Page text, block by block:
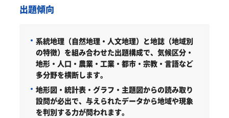
出題傾向
系統地理（自然地理・人文地理）と地誌（地域別
の特徴）を組み合わせた出題構成で、気候区分・
地形・人口・農業・工業・都市・宗教・言語など
多分野を横断します。
地形図・統計表・グラフ・主題図からの読み取り
設問が必出で、与えられたデータから地域や現象
を判別する力が問われます。